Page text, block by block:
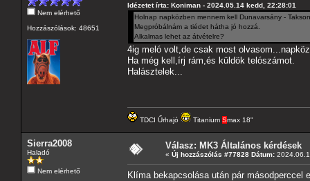
Nem elérhető
Hozzászólások: 48651
Idézetet írta: Koniman - 2024.05.14 kedd, 22:28:01
Holnap napközben mennem kell Dunavarsány -
Megpróbálnám a tiédet hátha jó hozzá.
Alkalmas lehet az átvételre?
4ig meló volt,de csak most
Ha még kell,írj rám,és küldök telószámot.
Halásztelek...
TDCI Űrhajó Titanium Smax 18"
Sierra2008
Haladó
Nem elérhető
Válasz: MK3 Általános kérdések
« Új hozzászólás #77828 Dátum:
Klíma bekapcsolása után pár másodperccel